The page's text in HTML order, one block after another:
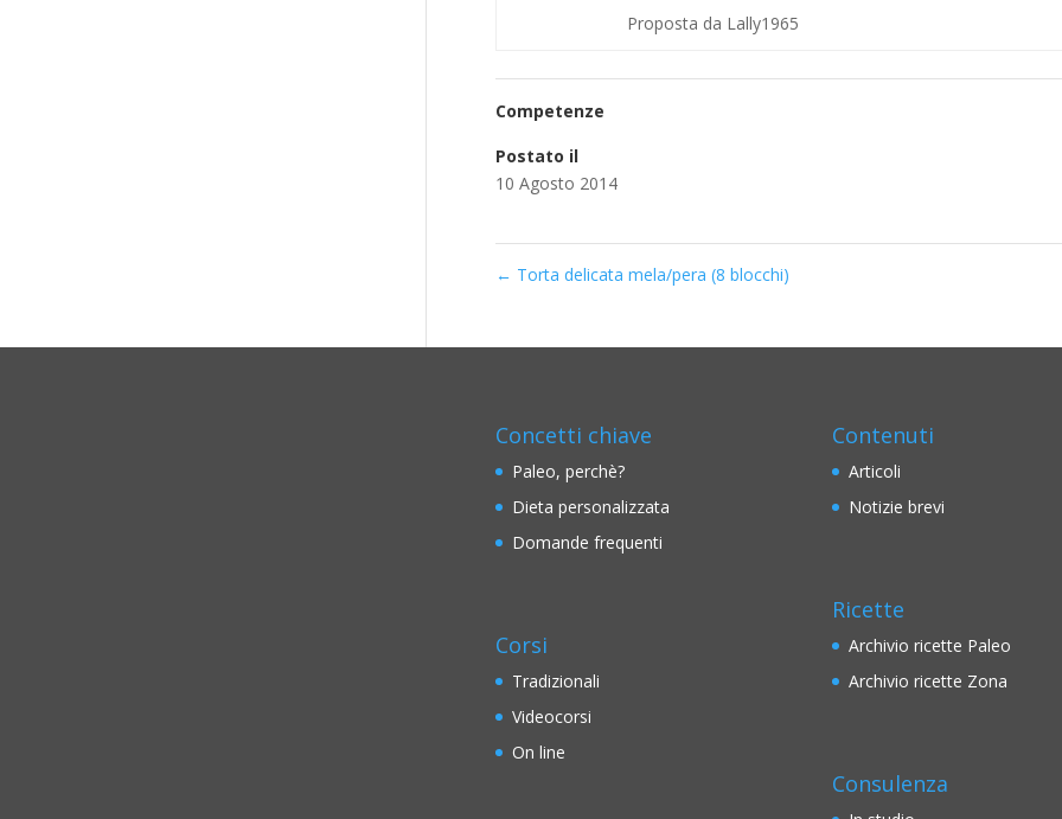
Proposta da Lally1965
Competenze
Postato il
10 Agosto 2014
← Torta delicata mela/pera (8 blocchi)
Concetti chiave
Paleo, perchè?
Dieta personalizzata
Domande frequenti
Corsi
Tradizionali
Videocorsi
On line
Contenuti
Articoli
Notizie brevi
Ricette
Archivio ricette Paleo
Archivio ricette Zona
Consulenza